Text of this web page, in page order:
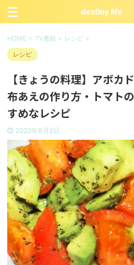
destiny life
HOME > TV番組 > レシピ >
レシピ
【きょうの料理】アボカ
布あえの作り方・トマト
すめなレシピ
2022年8月2日